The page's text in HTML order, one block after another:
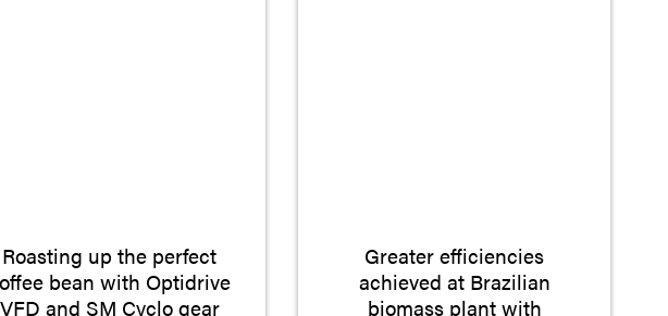
Roasting up the perfect
bean with Optidrive
VFD and SM Cyclo gear
Greater efficiencies
achieved at Brazilian
biomass plant with